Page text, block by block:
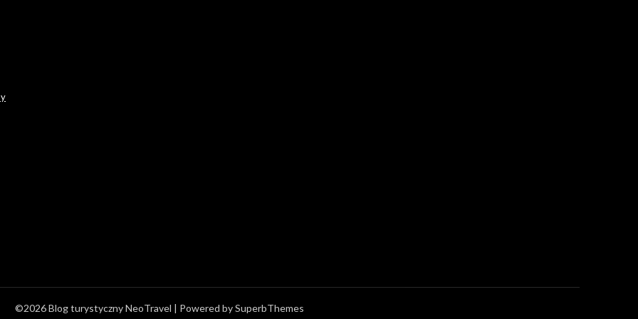
©2026 Blog turystyczny NeoTravel | Powered bySuperbThemes